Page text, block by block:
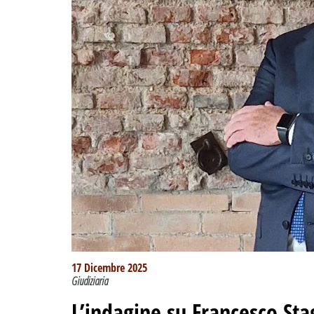
17 Dicembre 2025
Giudiziaria